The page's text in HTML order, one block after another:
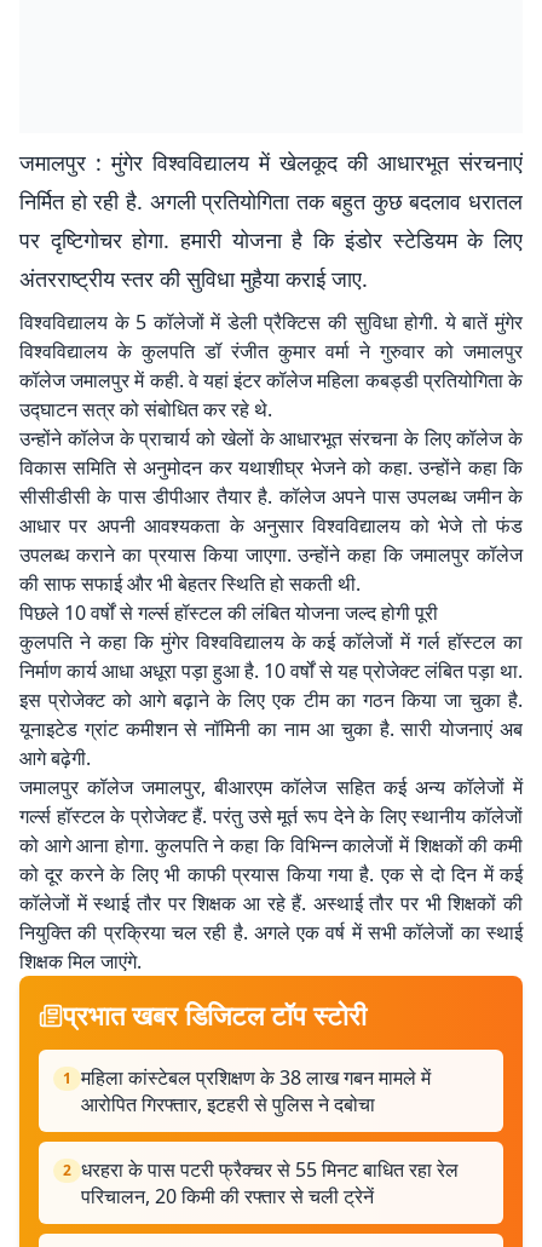
जमालपुर : मुंगेर विश्वविद्यालय में खेलकूद की आधारभूत संरचनाएं
निर्मित हो रही है. अगली प्रतियोगिता तक बहुत कुछ बदलाव धरातल
पर दृष्टिगोचर होगा. हमारी योजना है कि इंडोर स्टेडियम के लिए
अंतरराष्ट्रीय स्तर की सुविधा मुहैया कराई जाए.
विश्वविद्यालय के 5 कॉलेजों में डेली प्रैक्टिस की सुविधा होगी. ये बातें मुंगेर
विश्वविद्यालय के कुलपति डॉ रंजीत कुमार वर्मा ने गुरुवार को जमालपुर
कॉलेज जमालपुर में कही. वे यहां इंटर कॉलेज महिला कबड्डी प्रतियोगिता के
उद्घाटन सत्र को संबोधित कर रहे थे.
उन्होंने कॉलेज के प्राचार्य को खेलों के आधारभूत संरचना के लिए कॉलेज के
विकास समिति से अनुमोदन कर यथाशीघ्र भेजने को कहा. उन्होंने कहा कि
सीसीडीसी के पास डीपीआर तैयार है. कॉलेज अपने पास उपलब्ध जमीन के
आधार पर अपनी आवश्यकता के अनुसार विश्वविद्यालय को भेजे तो फंड
उपलब्ध कराने का प्रयास किया जाएगा. उन्होंने कहा कि जमालपुर कॉलेज
की साफ सफाई और भी बेहतर स्थिति हो सकती थी.
पिछले 10 वर्षों से गर्ल्स हॉस्टल की लंबित योजना जल्द होगी पूरी
कुलपति ने कहा कि मुंगेर विश्वविद्यालय के कई कॉलेजों में गर्ल हॉस्टल का
निर्माण कार्य आधा अधूरा पड़ा हुआ है. 10 वर्षों से यह प्रोजेक्ट लंबित पड़ा था.
इस प्रोजेक्ट को आगे बढ़ाने के लिए एक टीम का गठन किया जा चुका है.
यूनाइटेड ग्रांट कमीशन से नॉमिनी का नाम आ चुका है. सारी योजनाएं अब
आगे बढ़ेगी.
जमालपुर कॉलेज जमालपुर, बीआरएम कॉलेज सहित कई अन्य कॉलेजों में
गर्ल्स हॉस्टल के प्रोजेक्ट हैं. परंतु उसे मूर्त रूप देने के लिए स्थानीय कॉलेजों
को आगे आना होगा. कुलपति ने कहा कि विभिन्न कालेजों में शिक्षकों की कमी
को दूर करने के लिए भी काफी प्रयास किया गया है. एक से दो दिन में कई
कॉलेजों में स्थाई तौर पर शिक्षक आ रहे हैं. अस्थाई तौर पर भी शिक्षकों की
नियुक्ति की प्रक्रिया चल रही है. अगले एक वर्ष में सभी कॉलेजों का स्थाई
शिक्षक मिल जाएंगे.
प्रभात खबर डिजिटल टॉप स्टोरी
1 महिला कांस्टेबल प्रशिक्षण के 38 लाख गबन मामले में
आरोपित गिरफ्तार, इटहरी से पुलिस ने दबोचा
2 धरहरा के पास पटरी फ्रैक्चर से 55 मिनट बाधित रहा रेल
परिचालन, 20 किमी की रफ्तार से चली ट्रेनें